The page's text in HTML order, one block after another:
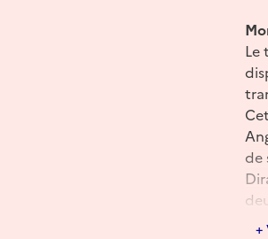
Le
de
+